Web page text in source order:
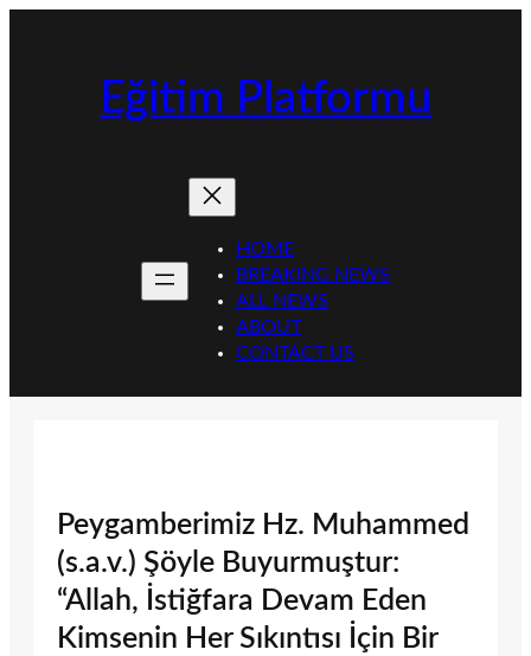
Eğitim Platformu
HOME
BREAKING NEWS
ALL NEWS
ABOUT
CONTACT US
Peygamberimiz Hz. Muhammed
(s.a.v.) Şöyle Buyurmuştur:
“Allah, İstiğfara Devam Eden
Kimsenin Her Sıkıntısı İçin Bir